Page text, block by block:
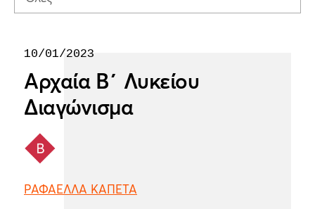
10/01/2023
Αρχαία Β΄ Λυκείου
Διαγώνισμα
ΡΑΦΑΕΛΛΑ ΚΑΠΕΤΑ